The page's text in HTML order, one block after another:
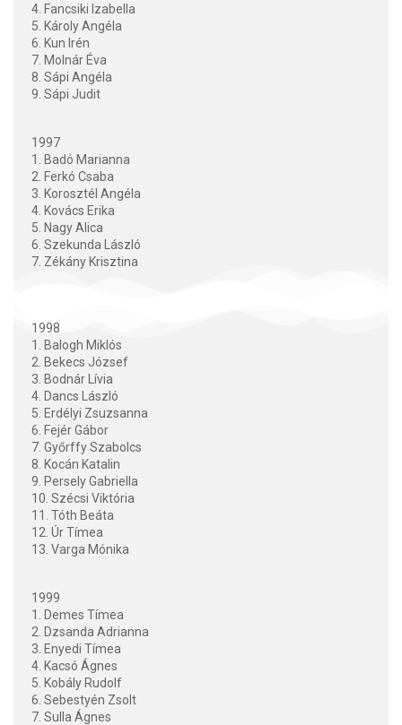
4. Fancsiki Izabella
5. Károly Angéla
6. Kun Irén
7. Molnár Éva
8. Sápi Angéla
9. Sápi Judit
1997
1. Badó Marianna
2. Ferkó Csaba
3. Korosztél Angéla
4. Kovács Erika
5. Nagy Alica
6. Szekunda László
7. Zékány Krisztina
1998
1. Balogh Miklós
2. Bekecs József
3. Bodnár Lívia
4. Dancs László
5. Erdélyi Zsuzsanna
6. Fejér Gábor
7. Győrffy Szabolcs
8. Kocán Katalin
9. Persely Gabriella
10. Szécsi Viktória
11. Tóth Beáta
12. Úr Tímea
13. Varga Mónika
1999
1. Demes Tímea
2. Dzsanda Adrianna
3. Enyedi Tímea
4. Kacsó Ágnes
5. Kobály Rudolf
6. Sebestyén Zsolt
7. Sulla Ágnes